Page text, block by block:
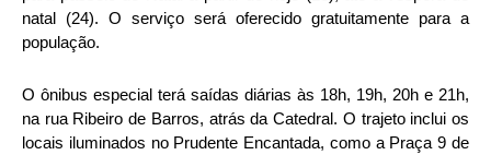
natal (24). O serviço será oferecido gratuitamente para a
população.
O ônibus especial terá saídas diárias às 18h, 19h, 20h e 21h,
na rua Ribeiro de Barros, atrás da Catedral. O trajeto inclui os
locais iluminados no Prudente Encantada, como a Praça 9 de